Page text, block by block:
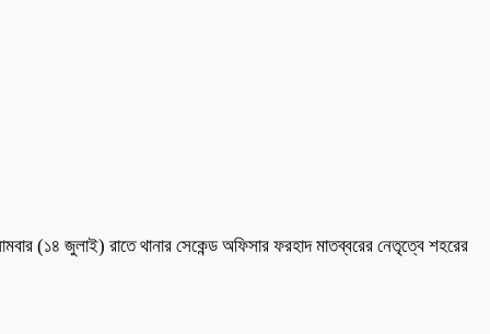
(১৪ জুলাই) রাতে থানার সেকেন্ড অফিসার ফরহাদ মাতব্বরের নেতৃত্বে শহরের